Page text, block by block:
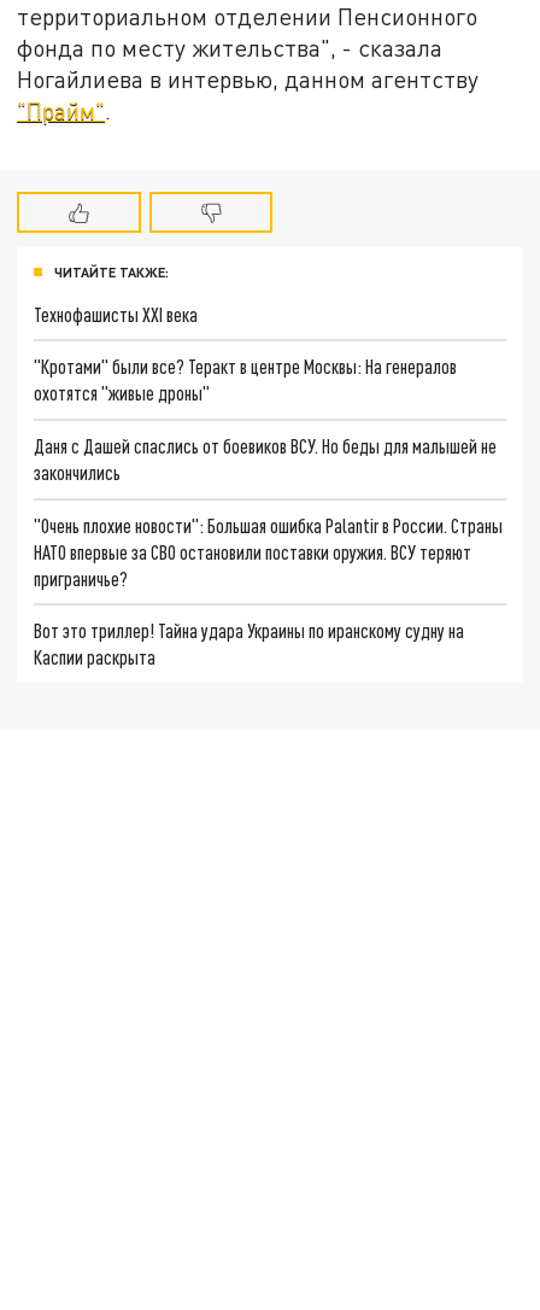
территориальном отделении Пенсионного
фонда по месту жительства", - сказала
Ногайлиева в интервью, данном агентству
"Прайм".
ЧИТАЙТЕ ТАКЖЕ:
Технофашисты XXI века
"Кротами" были все? Теракт в центре Москвы: На генералов
охотятся "живые дроны"
Даня с Дашей спаслись от боевиков ВСУ. Но беды для малышей не
закончились
"Очень плохие новости": Большая ошибка Palantir в России. Страны
НАТО впервые за СВО остановили поставки оружия. ВСУ теряют
приграничье?
Вот это триллер! Тайна удара Украины по иранскому судну на
Каспии раскрыта